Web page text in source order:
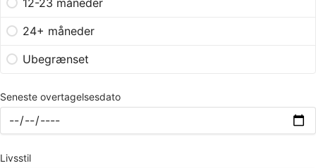
12-23 måneder
24+ måneder
Ubegrænset
Seneste overtagelsesdato
Livsstil